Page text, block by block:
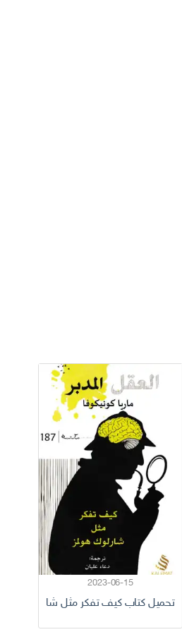
2023-06-15
تحميل كتاب كيف تفكر مثل شارلوك هولمز pdf